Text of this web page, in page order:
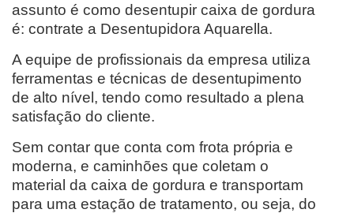
assunto é como desentupir caixa de gordura
é: contrate a Desentupidora Aquarella.
A equipe de profissionais da empresa utiliza
ferramentas e técnicas de desentupimento
de alto nível, tendo como resultado a plena
satisfação do cliente.
Sem contar que conta com frota própria e
moderna, e caminhões que coletam o
material da caixa de gordura e transportam
para uma estação de tratamento, ou seja, do